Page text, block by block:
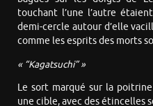
touchant l’une l’autre
demi-cercle autour d’elle
comme les esprits des morts
« “Kagatsuchi” »
Le sort marqué sur la
une cible, avec des étincelles